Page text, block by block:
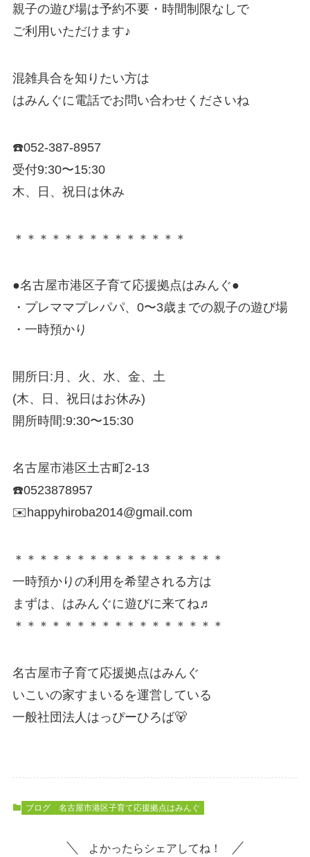
親子の遊び場は予約不要・時間制限なしで
ご利用いただけます♪
混雑具合を知りたい方は
はみんぐに電話でお問い合わせくださいね
☎️052-387-8957
受付9:30〜15:30
木、日、祝日は休み
＊＊＊＊＊＊＊＊＊＊＊＊＊＊
●名古屋市港区子育て応援拠点はみんぐ●
・プレママプレパパ、0〜3歳までの親子の遊び場
・一時預かり
開所日:月、火、水、金、土
(木、日、祝日はお休み)
開所時間:9:30〜15:30
名古屋市港区土古町2-13
☎️0523878957
✉️happyhiroba2014@gmail.com
＊＊＊＊＊＊＊＊＊＊＊＊＊＊＊＊＊
一時預かりの利用を希望される方は
まずは、はみんぐに遊びに来てね♬
＊＊＊＊＊＊＊＊＊＊＊＊＊＊＊＊＊
名古屋市子育て応援拠点はみんぐ
いこいの家すまいるを運営している
一般社団法人はっぴーひろば🐻
ブログ 名古屋市港区子育て応援拠点はみんぐ
よかったらシェアしてね！